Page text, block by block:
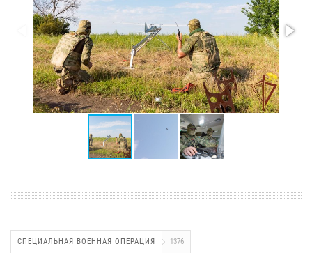
СПЕЦИАЛЬНАЯ ВОЕННАЯ ОПЕРАЦИЯ 1376